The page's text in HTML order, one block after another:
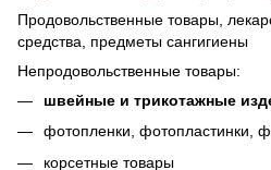
Продовольственные товары,
средства, предметы сангигиены
Непродовольственные товары:
швейные и трикотажные
фотопленки, фотопластинки,
корсетные товары